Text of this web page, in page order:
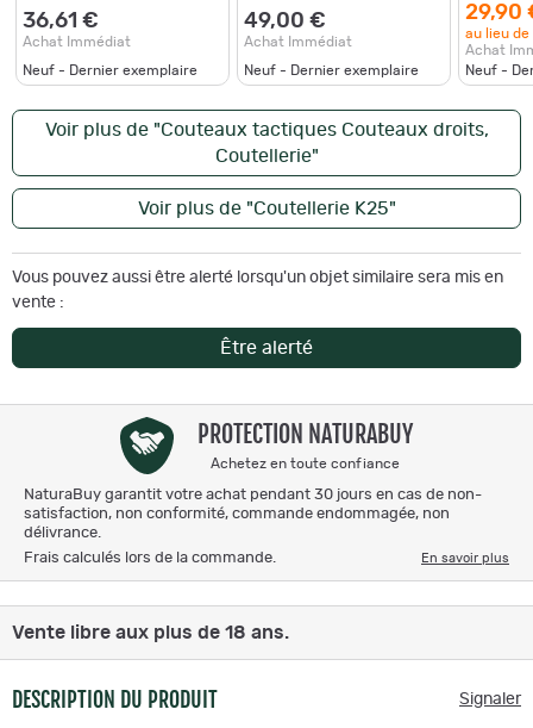
36,61 €
Achat Immédiat
Neuf - Dernier exemplaire
49,00 €
Achat Immédiat
Neuf - Dernier exemplaire
29,90
au lieu de
Achat
Neuf -
Voir plus de "Couteaux tactiques Couteaux droits,
Coutellerie"
Voir plus de "Coutellerie K25"
Vous pouvez aussi être alerté lorsqu'un objet similaire sera mis en
vente :
Être alerté
PROTECTION NATURABUY
Achetez en toute confiance
NaturaBuy garantit votre achat pendant 30 jours en cas de non-
satisfaction, non conformité, commande endommagée, non
délivrance.
Frais calculés lors de la commande.
En savoir plus
Vente libre aux plus de 18 ans.
DESCRIPTION DU PRODUIT Signaler